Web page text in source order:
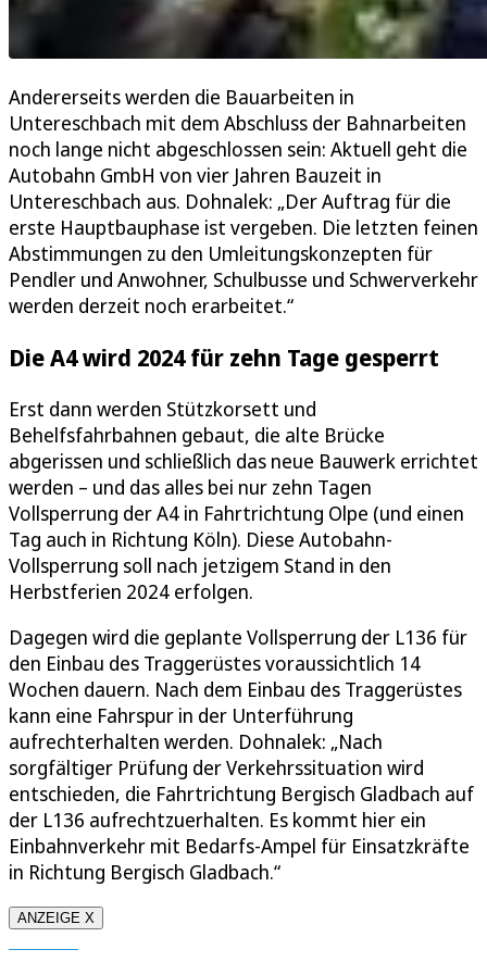
Andererseits werden die Bauarbeiten in
Untereschbach mit dem Abschluss der Bahnarbeiten
noch lange nicht abgeschlossen sein: Aktuell geht die
Autobahn GmbH von vier Jahren Bauzeit in
Untereschbach aus. Dohnalek: „Der Auftrag für die
erste Hauptbauphase ist vergeben. Die letzten feinen
Abstimmungen zu den Umleitungskonzepten für
Pendler und Anwohner, Schulbusse und Schwerverkehr
werden derzeit noch erarbeitet.“
Die A4 wird 2024 für zehn Tage gesperrt
Erst dann werden Stützkorsett und
Behelfsfahrbahnen gebaut, die alte Brücke
abgerissen und schließlich das neue Bauwerk errichtet
werden – und das alles bei nur zehn Tagen
Vollsperrung der A4 in Fahrtrichtung Olpe (und einen
Tag auch in Richtung Köln). Diese Autobahn-
Vollsperrung soll nach jetzigem Stand in den
Herbstferien 2024 erfolgen.
Dagegen wird die geplante Vollsperrung der L136 für
den Einbau des Traggerüstes voraussichtlich 14
Wochen dauern. Nach dem Einbau des Traggerüstes
kann eine Fahrspur in der Unterführung
aufrechterhalten werden. Dohnalek: „Nach
sorgfältiger Prüfung der Verkehrssituation wird
entschieden, die Fahrtrichtung Bergisch Gladbach auf
der L136 aufrechtzuerhalten. Es kommt hier ein
Einbahnverkehr mit Bedarfs-Ampel für Einsatzkräfte
in Richtung Bergisch Gladbach.“
ANZEIGE X